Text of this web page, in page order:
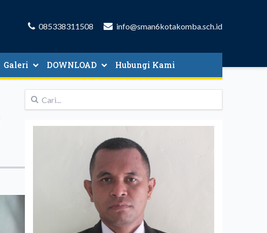
085338311508 info@sman6kotakomba.sch.id
Galeri DOWNLOAD Hubungi Kami